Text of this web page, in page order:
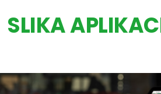
SLIKA